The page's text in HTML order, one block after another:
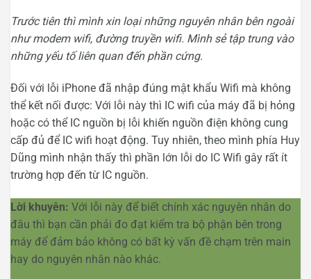
Trước tiên thì mình xin loại những nguyên nhân bên ngoài
như modem wifi, đường truyền wifi. Mình sẻ tập trung vào
những yếu tố liên quan đến phần cứng.
Đối với lỗi iPhone đã nhập đúng mật khẩu Wifi mà không
thể kết nối được: Với lỗi này thì IC wifi của máy đã bị hỏng
hoặc có thể IC nguồn bị lỗi khiến nguồn điện không cung
cấp đủ để IC wifi hoạt động. Tuy nhiên, theo mình phía Huy
Dũng mình nhận thấy thì phần lớn lỗi do IC Wifi gây rất ít
trường hợp đến từ IC nguồn.
Lời khuyên: Với lỗi này để biết chính xác nguyên nhân do
đâu thì bạn cần phải đo đạt kiểm tra bộ phận bên trong
máy để đảm bảo không có bất kỳ vấn đề chạm trên main
hay do nguyên nhân nào khác.